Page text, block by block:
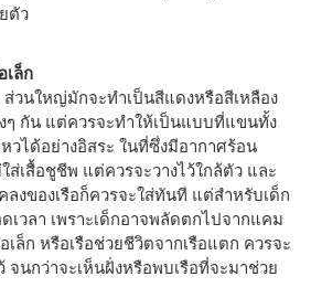
ตัว
เล็ก
ส่วนใหญ่มักจะทำเป็นสีแดงหรือสีเหลือง
ๆ กัน แต่ควรจะทำให้เป็นแบบที่แขนทั้ง
วได้อย่างอิสระ ในที่ซึ่งมีอากาศร้อน
ส่เสื้อชูชีพ แต่ควรจะวางไว้ใกล้ตัว และ
ลงของเรือก็ควรจะใส่ทันที แต่สำหรับเด็ก
เวลา เพราะเด็กอาจพลัดตกไปจากแคม
เล็ก หรือเรือช่วยชีวิตจากเรือแตก ควรจะ
จนกว่าจะเห็นฝั่งหรือพบเรือที่จะมาช่วย